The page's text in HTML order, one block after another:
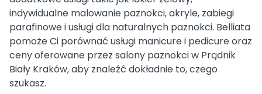
indywidualne malowanie paznokci, akryle, zabiegi
parafinowe i usługi dla naturalnych paznokci. Belliata
pomoże Ci porównać usługi manicure i pedicure oraz
ceny oferowane przez salony paznokci w Prądnik
Biały Kraków, aby znaleźć dokładnie to, czego
szukasz.